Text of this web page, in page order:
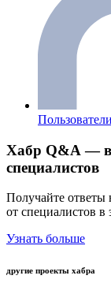
Пользователи
Хабр Q&A —
специалистов
Получайте ответы
от специалистов в
Узнать больше
другие проекты хабра